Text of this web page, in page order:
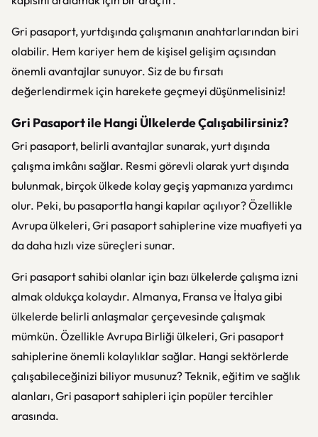
Gri pasaport, yurtdışında çalışmanın anahtarlarından biri
olabilir. Hem kariyer hem de kişisel gelişim açısından
önemli avantajlar sunuyor. Siz de bu fırsatı
değerlendirmek için harekete geçmeyi düşünmelisiniz!
Gri Pasaport ile Hangi Ülkelerde Çalışabilirsiniz?
Gri pasaport, belirli avantajlar sunarak, yurt dışında
çalışma imkânı sağlar. Resmi görevli olarak yurt dışında
bulunmak, birçok ülkede kolay geçiş yapmanıza yardımcı
olur. Peki, bu pasaportla hangi kapılar açılıyor? Özellikle
Avrupa ülkeleri, Gri pasaport sahiplerine vize muafiyeti ya
da daha hızlı vize süreçleri sunar.
Gri pasaport sahibi olanlar için bazı ülkelerde çalışma izni
almak oldukça kolaydır. Almanya, Fransa ve İtalya gibi
ülkelerde belirli anlaşmalar çerçevesinde çalışmak
mümkün. Özellikle Avrupa Birliği ülkeleri, Gri pasaport
sahiplerine önemli kolaylıklar sağlar. Hangi sektörlerde
çalışabileceğinizi biliyor musunuz? Teknik, eğitim ve sağlık
alanları, Gri pasaport sahipleri için popüler tercihler
arasında.